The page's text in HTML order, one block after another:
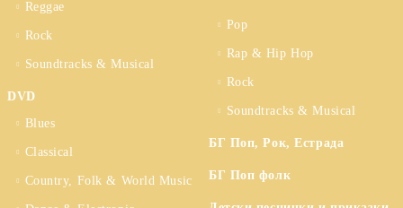
Reggae
Rock
Soundtracks & Musical
DVD
Blues
Classical
Country, Folk & World Music
Pop
Rap & Hip Hop
Rock
Soundtracks & Musical
БГ Поп, Рок, Естрада
БГ Поп фолк